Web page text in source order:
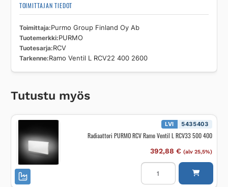
TOIMITTAJAN TIEDOT
Toimittaja Purmo Group Finland Oy Ab
Tuotemerkki PURMO
Tuotesarja RCV
Tarkenne Ramo Ventil L RCV22 400 2600
Tutustu myös
LVI 5435403
Radiaattori PURMO RCV Ramo Ventil L RCV33 500 400
392,88 € (alv 25,5%)
Radiaattori
PURMO